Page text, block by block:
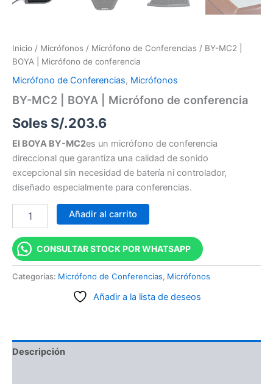
Inicio / Micrófonos / Micrófono de Conferencias / BY-MC2 |
BOYA | Micrófono de conferencia
Micrófono de Conferencias, Micrófonos
BY-MC2 | BOYA | Micrófono de conferencia
Soles S/.203.6
El BOYA BY-MC2es un micrófono de conferencia
direccional que garantiza una calidad de sonido
excepcional sin necesidad de batería ni controlador,
diseñado especialmente para conferencias.
Añadir al carrito
CONSULTAR STOCK POR WHATSAPP
Categorías: Micrófono de Conferencias, Micrófonos
Añadir a la lista de deseos
Descripción